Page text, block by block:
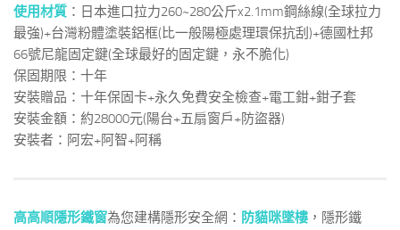
使用材質 ：日本進口拉力260~280公斤x2.1mm鋼絲線(全球拉力
最強)+台灣粉體塗裝鋁框(比一般陽極處理環保抗刮)+德國杜邦
66號尼龍固定鍵(全球最好的固定鍵，永不脆化)
保固期限：十年
安裝贈品：十年保固卡+永久免費安全檢查+電工鉗+鉗子套
安裝金額：約28000元(陽台+五扇窗戶+防盜器)
安裝者：阿宏+阿智+阿稱
高高順隱形鐵窗為您建構隱形安全網： 防貓咪墜樓 ，隱形鐵